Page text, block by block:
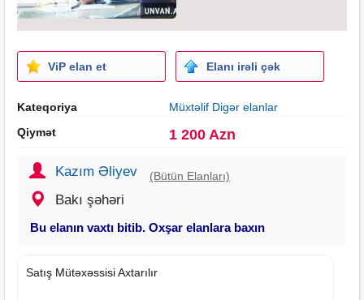
ViP elan et Elanı irəli çək
Kateqoriya
Müxtəlif Digər elanlar
Qiymət
1 200 Azn
Kazım Əliyev (Bütün Elanları)
Bakı şəhəri
Bu elanın vaxtı bitib. Oxşar elanlara baxın
Satış Mütəxəssisi Axtarılır